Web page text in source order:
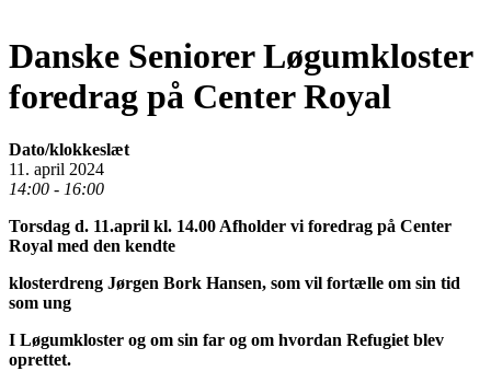
Danske Seniorer Løgumkloster
foredrag på Center Royal
Dato/klokkeslæt
11. april 2024
14:00 - 16:00
Torsdag d. 11.april kl. 14.00 Afholder vi foredrag på Center
Royal med den kendte
klosterdreng Jørgen Bork Hansen, som vil fortælle om sin tid
som ung
I Løgumkloster og om sin far og om hvordan Refugiet blev
oprettet.